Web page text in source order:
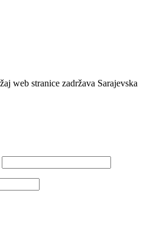
web stranice zadržava Sarajevska